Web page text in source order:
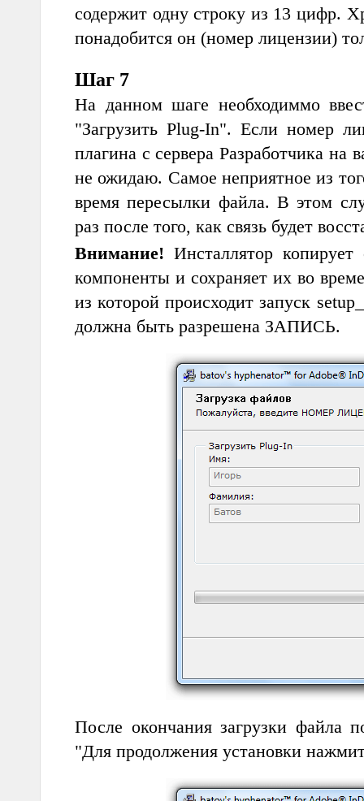
содержит одну строку из 13 цифр.
понадобится он (номер лицензии)
Шаг 7
На данном шаге необходиммо
"Загрузить Plug-In". Если номер
плагина с сервера Разработчика
не ожидаю. Самое неприятное из
время пересылки файла. В этом
раз после того, как связь будет
Внимание! Инсталлятор
компоненты и сохраняет их во
из которой происходит запуск
должна быть разрешена ЗАПИСЬ.
После окончания загрузки файла
"Для продолжения установки